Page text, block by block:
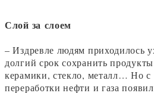
Слой за слоем
– Издревле людям приходилось
долгий срок сохранить
керамики, стекло, металл… Но с
переработки нефти и газа